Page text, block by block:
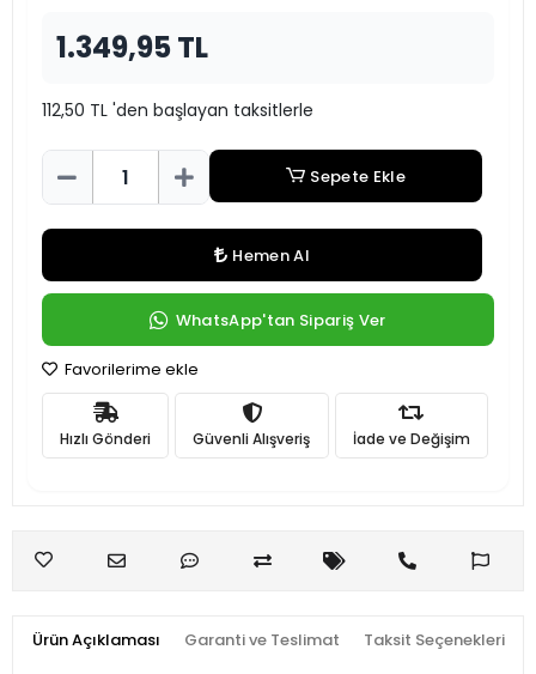
1.349,95 TL
112,50 TL 'den başlayan taksitlerle
Sepete Ekle
Hemen Al
WhatsApp'tan Sipariş Ver
Favorilerime ekle
Hızlı Gönderi Güvenli Alışveriş İade ve Değişim
Ürün Açıklaması Garanti ve Teslimat Taksit Seçenekleri